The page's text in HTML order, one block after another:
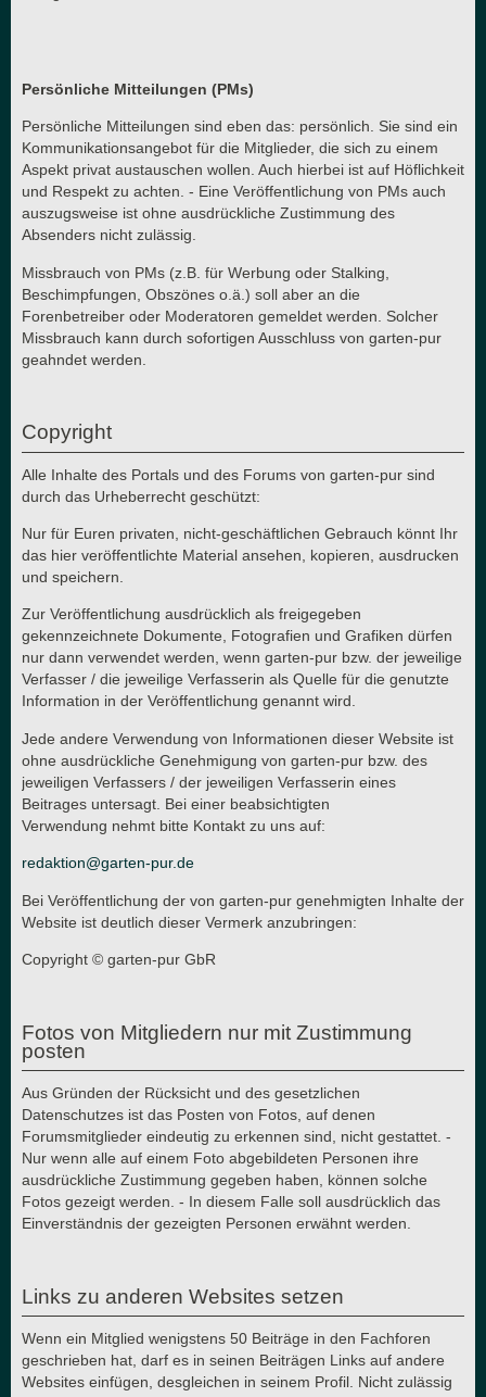
Persönliche Mitteilungen (PMs)
Persönliche Mitteilungen sind eben das: persönlich. Sie sind ein
Kommunikationsangebot für die Mitglieder, die sich zu einem
Aspekt privat austauschen wollen. Auch hierbei ist auf Höflichkeit
und Respekt zu achten. - Eine Veröffentlichung von PMs auch
auszugsweise ist ohne ausdrückliche Zustimmung des
Absenders nicht zulässig.
Missbrauch von PMs (z.B. für Werbung oder Stalking,
Beschimpfungen, Obszönes o.ä.) soll aber an die
Forenbetreiber oder Moderatoren gemeldet werden. Solcher
Missbrauch kann durch sofortigen Ausschluss von garten-pur
geahndet werden.
Copyright
Alle Inhalte des Portals und des Forums von garten-pur sind
durch das Urheberrecht geschützt:
Nur für Euren privaten, nicht-geschäftlichen Gebrauch könnt Ihr
das hier veröffentlichte Material ansehen, kopieren, ausdrucken
und speichern.
Zur Veröffentlichung ausdrücklich als freigegeben
gekennzeichnete Dokumente, Fotografien und Grafiken dürfen
nur dann verwendet werden, wenn garten-pur bzw. der jeweilige
Verfasser / die jeweilige Verfasserin als Quelle für die genutzte
Information in der Veröffentlichung genannt wird.
Jede andere Verwendung von Informationen dieser Website ist
ohne ausdrückliche Genehmigung von garten-pur bzw. des
jeweiligen Verfassers / der jeweiligen Verfasserin eines
Beitrages untersagt. Bei einer beabsichtigten
Verwendung nehmt bitte Kontakt zu uns auf:
redaktion@garten-pur.de
Bei Veröffentlichung der von garten-pur genehmigten Inhalte der
Website ist deutlich dieser Vermerk anzubringen:
Copyright © garten-pur GbR
Fotos von Mitgliedern nur mit Zustimmung
posten
Aus Gründen der Rücksicht und des gesetzlichen
Datenschutzes ist das Posten von Fotos, auf denen
Forumsmitglieder eindeutig zu erkennen sind, nicht gestattet. -
Nur wenn alle auf einem Foto abgebildeten Personen ihre
ausdrückliche Zustimmung gegeben haben, können solche
Fotos gezeigt werden. - In diesem Falle soll ausdrücklich das
Einverständnis der gezeigten Personen erwähnt werden.
Links zu anderen Websites setzen
Wenn ein Mitglied wenigstens 50 Beiträge in den Fachforen
geschrieben hat, darf es in seinen Beiträgen Links auf andere
Websites einfügen, desgleichen in seinem Profil. Nicht zulässig